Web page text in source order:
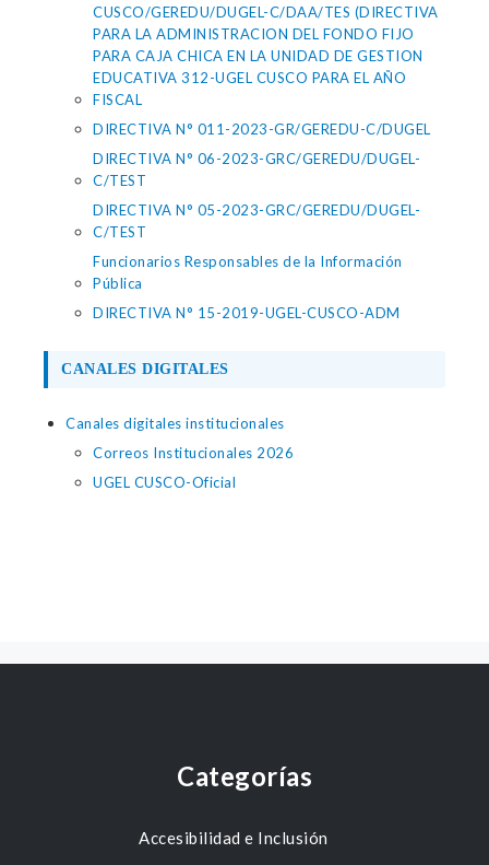
CUSCO/GEREDU/DUGEL-C/DAA/TES (DIRECTIVA
PARA LA ADMINISTRACION DEL FONDO FIJO
PARA CAJA CHICA EN LA UNIDAD DE GESTION
EDUCATIVA 312-UGEL CUSCO PARA EL AÑO
FISCAL
DIRECTIVA N° 011-2023-GR/GEREDU-C/DUGEL
DIRECTIVA N° 06-2023-GRC/GEREDU/DUGEL-
C/TEST
DIRECTIVA N° 05-2023-GRC/GEREDU/DUGEL-
C/TEST
Funcionarios Responsables de la Información
Pública
DIRECTIVA N° 15-2019-UGEL-CUSCO-ADM
CANALES DIGITALES
Canales digitales institucionales
Correos Institucionales 2026
UGEL CUSCO-Oficial
Categorías
Accesibilidad e Inclusión